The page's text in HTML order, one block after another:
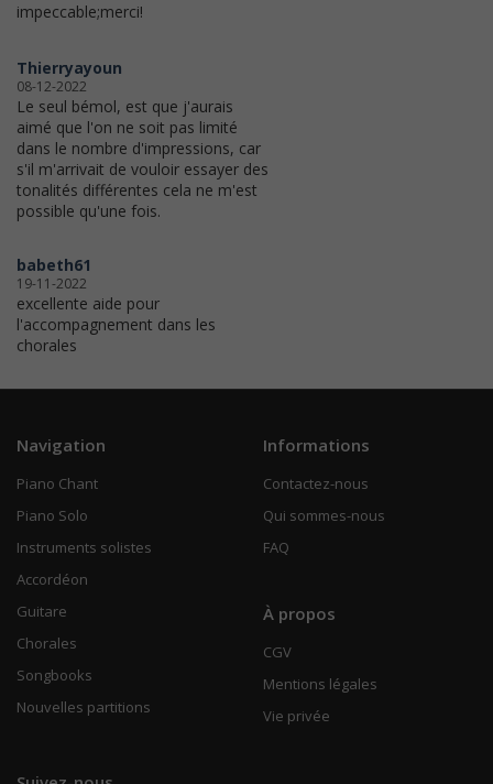
impeccable;merci!
Thierryayoun
08-12-2022
Le seul bémol, est que j'aurais
aimé que l'on ne soit pas limité
dans le nombre d'impressions, car
s'il m'arrivait de vouloir essayer des
tonalités différentes cela ne m'est
possible qu'une fois.
babeth61
19-11-2022
excellente aide pour
l'accompagnement dans les
chorales
Navigation
Piano Chant
Piano Solo
Instruments solistes
Accordéon
Guitare
Chorales
Songbooks
Nouvelles partitions
Informations
Contactez-nous
Qui sommes-nous
FAQ
À propos
CGV
Mentions légales
Vie privée